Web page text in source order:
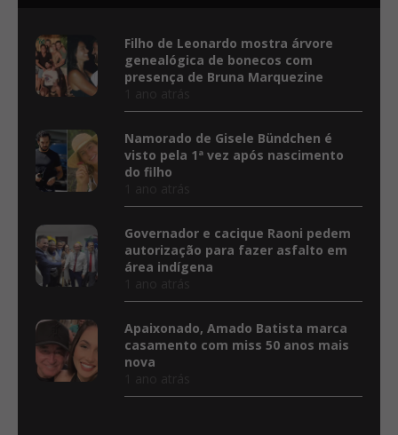
Filho de Leonardo mostra árvore
genealógica de bonecos com
presença de Bruna Marquezine
Namorado de Gisele Bündchen é
visto pela 1ª vez após nascimento
do filho
Governador e cacique Raoni pedem
autorização para fazer asfalto em
área indígena
Apaixonado, Amado Batista marca
casamento com miss 50 anos mais
nova